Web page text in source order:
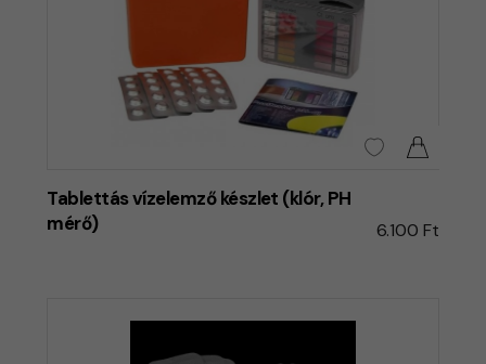
Tablettás vízelemző készlet (klór, PH
mérő)
6.100 Ft